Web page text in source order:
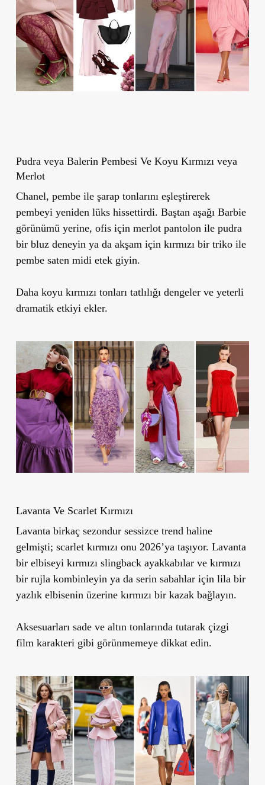
Pudra veya Balerin Pembesi Ve Koyu Kırmızı veya
Merlot
Chanel, pembe ile şarap tonlarını eşleştirerek
pembeyi yeniden lüks hissettirdi. Baştan aşağı Barbie
görünümü yerine, ofis için merlot pantolon ile pudra
bir bluz deneyin ya da akşam için kırmızı bir triko ile
pembe saten midi etek giyin.
Daha koyu kırmızı tonları tatlılığı dengeler ve yeterli
dramatik etkiyi ekler.
Lavanta Ve Scarlet Kırmızı
Lavanta birkaç sezondur sessizce trend haline
gelmişti; scarlet kırmızı onu 2026’ya taşıyor. Lavanta
bir elbiseyi kırmızı slingback ayakkabılar ve kırmızı
bir rujla kombinleyin ya da serin sabahlar için lila bir
yazlık elbisenin üzerine kırmızı bir kazak bağlayın.
Aksesuarları sade ve altın tonlarında tutarak çizgi
film karakteri gibi görünmemeye dikkat edin.